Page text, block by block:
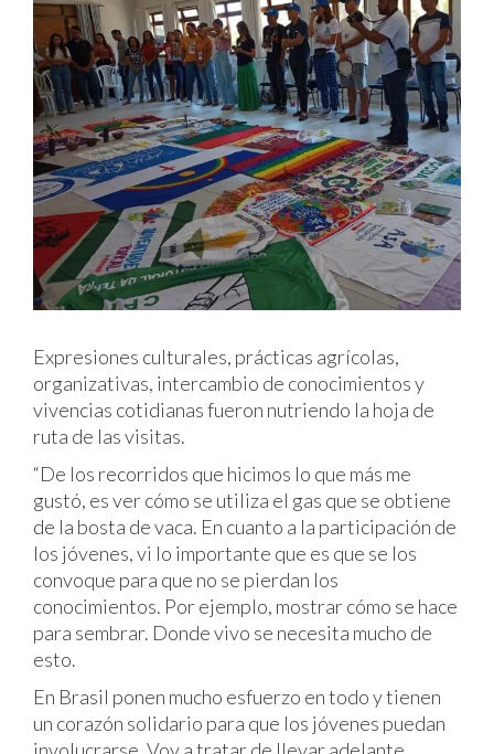
Expresiones culturales, prácticas agrícolas,
organizativas, intercambio de conocimientos y
vivencias cotidianas fueron nutriendo la hoja de
ruta de las visitas.
“De los recorridos que hicimos lo que más me
gustó, es ver cómo se utiliza el gas que se obtiene
de la bosta de vaca. En cuanto a la participación de
los jóvenes, vi lo importante que es que se los
convoque para que no se pierdan los
conocimientos. Por ejemplo, mostrar cómo se hace
para sembrar. Donde vivo se necesita mucho de
esto.
En Brasil ponen mucho esfuerzo en todo y tienen
un corazón solidario para que los jóvenes puedan
involucrarse. Voy a tratar de llevar adelante